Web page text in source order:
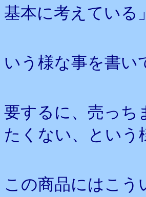
基本に考えている
いう様な事を書い
要するに、売っち
たくない、という
この商品にはこう